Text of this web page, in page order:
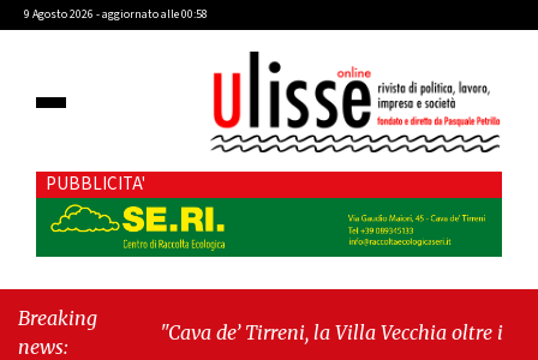
9 Agosto 2026 - aggiornato alle 00:58
PUBBLICITA'
Breaking
news:
"Cava de’ Tirreni, la Villa Vecchia oltre i vandali: il